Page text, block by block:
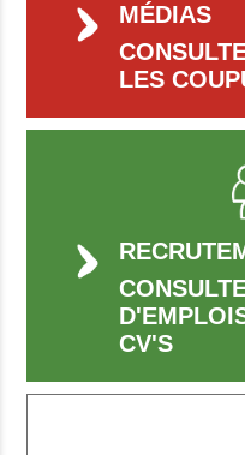
MÉDIAS
LES
CV'S